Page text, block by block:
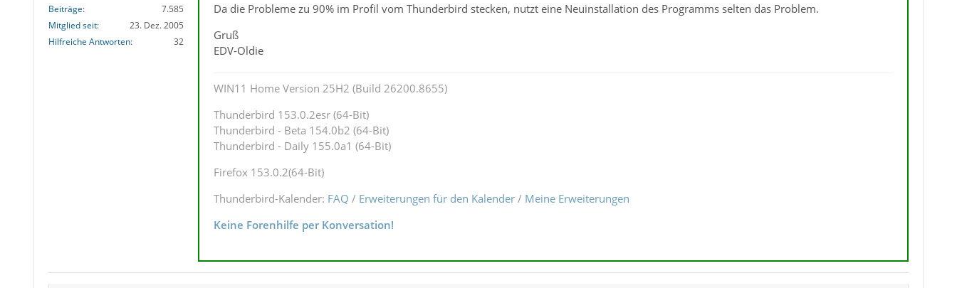
Beiträge
7.585
Mitglied seit
23. Dez. 2005
Hilfreiche Antworten
32
Da die Probleme zu 90% im Profil vom Thunderbird stecken, nutzt eine Neuinstallation des Programms selten das Problem.
Gruß
EDV-Oldie
WIN11 Home Version 25H2 (Build 26200.8655)
Thunderbird 153.0.2esr (64-Bit)
Thunderbird - Beta 154.0b2 (64-Bit)
Thunderbird - Daily 155.0a1 (64-Bit)
Firefox 153.0.2(64-Bit)
Thunderbird-Kalender: FAQ / Erweiterungen für den Kalender/ Meine Erweiterungen
Keine Forenhilfe per Konversation!